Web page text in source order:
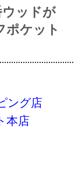
ッドが
ポケット
ング店
本店